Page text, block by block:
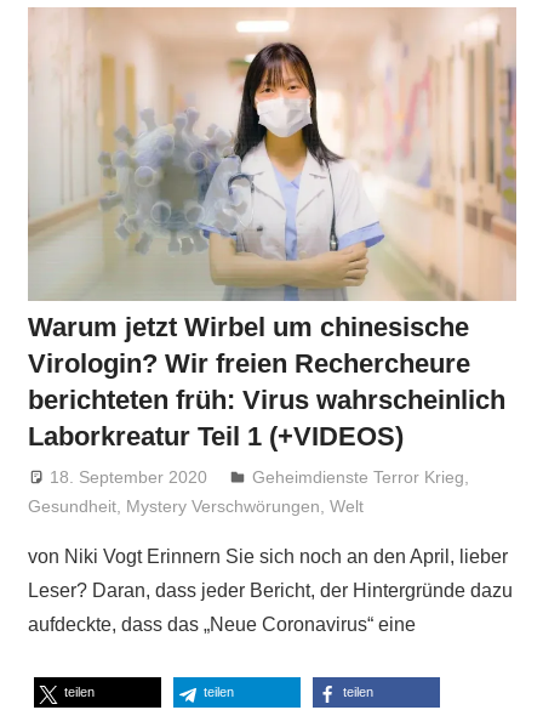
Warum jetzt Wirbel um chinesische
Virologin? Wir freien Rechercheure
berichteten früh: Virus wahrscheinlich
Laborkreatur Teil 1 (+VIDEOS)
18. September 2020 Niki Vogt
Geheimdienste Terror Krieg
Gesundheit, Mystery Verschwörungen Welt
von Niki Vogt Erinnern Sie sich noch an den April, lieber
Leser? Daran, dass jeder Bericht, der Hintergründe dazu
aufdeckte, dass das „Neue Coronavirus“ eine
teilen teilen teilen